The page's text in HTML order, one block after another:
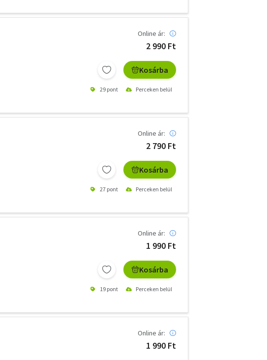
Online ár:
2 990 Ft
Kosárba
29 pont Perceken belül
Online ár:
2 790 Ft
Kosárba
27 pont Perceken belül
Online ár:
1 990 Ft
Kosárba
19 pont Perceken belül
Online ár:
1 990 Ft